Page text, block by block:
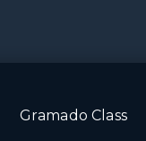
Gramado Class